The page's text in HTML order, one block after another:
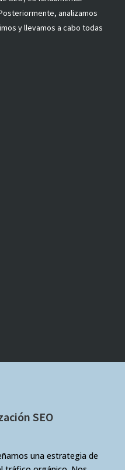
analizamos
y llevamos a cabo todas
SEO
una estrategia de